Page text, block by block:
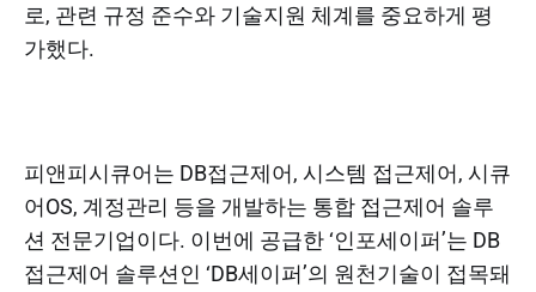
로, 관련 규정 준수와 기술지원 체계를 중요하게 평
가했다.
피앤피시큐어는 DB접근제어, 시스템 접근제어, 시큐
어OS, 계정관리 등을 개발하는 통합 접근제어 솔루
션 전문기업이다. 이번에 공급한 ‘인포세이퍼’는 DB
접근제어 솔루션인 ‘DB세이퍼’의 원천기술이 접목돼